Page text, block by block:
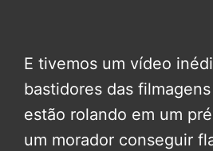
E tivemos um vídeo
bastidores das
estão rolando em um
um morador conseguir